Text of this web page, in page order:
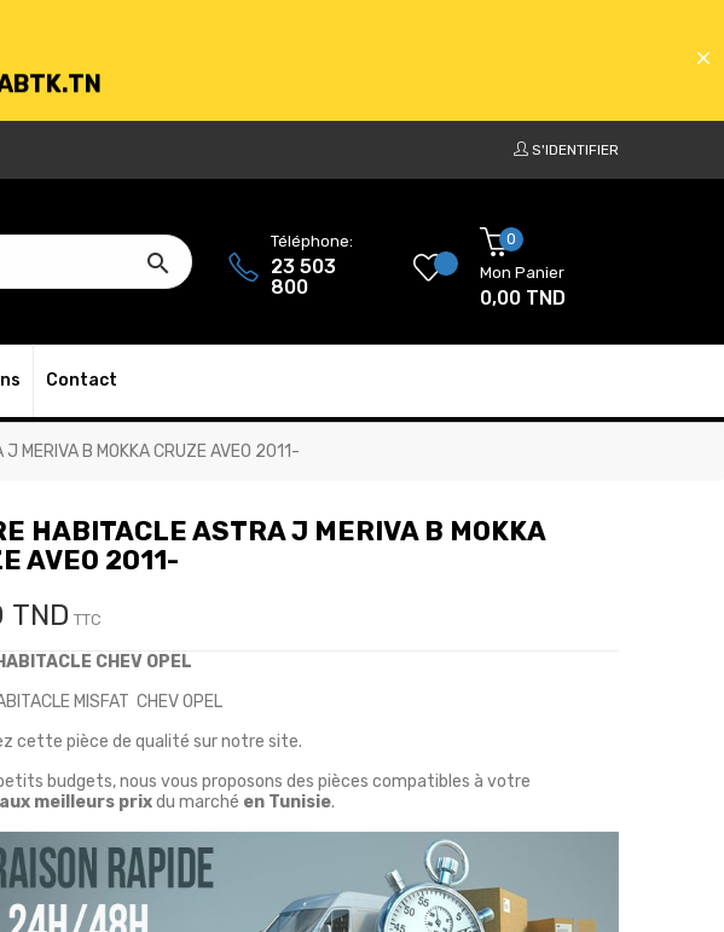
250DT D'ACHATS
250DT D'ACHATS
S'IDENTIFIER

Téléphone:
23 503
800
0
Mon Panier
0,00 TND
Contact
J MERIVA B MOKKA CRUZE AVEO 2011-
HABITACLE ASTRA J MERIVA B MOKKA
AVEO 2011-
TND TTC
CHEV OPEL
MISFAT CHEV OPEL
cette pièce de qualité sur notre site.
budgets, nous vous proposons des pièces compatibles à votre
aux meilleurs prixdu marché en Tunisie.